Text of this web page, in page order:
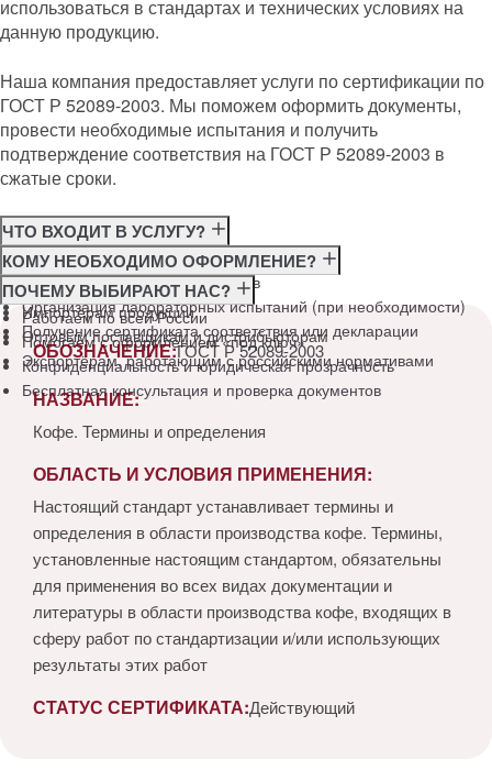
использоваться в стандартах и технических условиях на
данную продукцию.
Наша компания предоставляет услуги по сертификации по
ГОСТ Р 52089-2003. Мы поможем оформить документы,
провести необходимые испытания и получить
подтверждение соответствия на ГОСТ Р 52089-2003 в
сжатые сроки.
ЧТО ВХОДИТ В УСЛУГУ?
Консультация по требованиям ГОСТ
Подготовка и подача документов
Организация лабораторных испытаний (при необходимости)
Получение сертификата соответствия или декларации
КОМУ НЕОБХОДИМО ОФОРМЛЕНИЕ?
Производителям
Импортёрам продукции
Оптовым поставщикам и дистрибьюторам
Экспортёрам, работающим с российскими нормативами
ПОЧЕМУ ВЫБИРАЮТ НАС?
Работаем по всей России
Помогаем с оформлением «под ключ»
Конфиденциальность и юридическая прозрачность
Бесплатная консультация и проверка документов
ОБОЗНАЧЕНИЕ:ГОСТ Р 52089-2003
НАЗВАНИЕ:
Кофе. Термины и определения
ОБЛАСТЬ И УСЛОВИЯ ПРИМЕНЕНИЯ:
Настоящий стандарт устанавливает термины и
определения в области производства кофе. Термины,
установленные настоящим стандартом, обязательны
для применения во всех видах документации и
литературы в области производства кофе, входящих в
сферу работ по стандартизации и/или использующих
результаты этих работ
СТАТУС СЕРТИФИКАТА:Действующий